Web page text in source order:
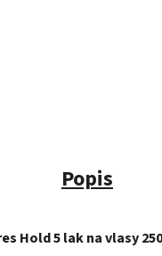
Popis
Hold 5 lak na vlasy